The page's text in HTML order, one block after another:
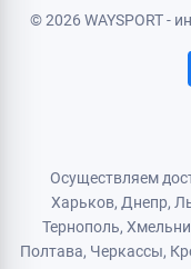
© 2026 WAYSPORT -
Осуществляем
Харьков, Днепр,
Тернополь,
Полтава, Черкассы,